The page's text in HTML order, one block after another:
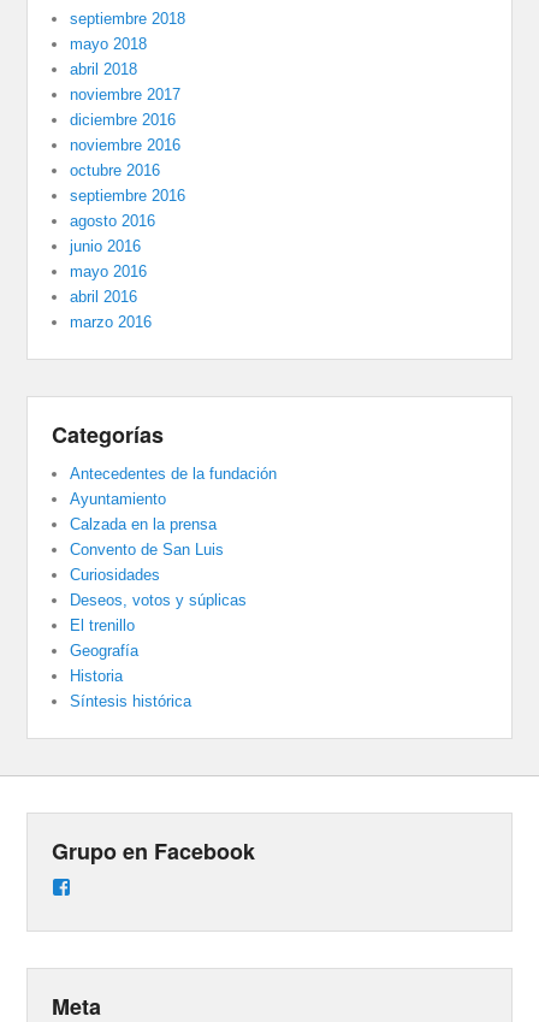
septiembre 2018
mayo 2018
abril 2018
noviembre 2017
diciembre 2016
noviembre 2016
octubre 2016
septiembre 2016
agosto 2016
junio 2016
mayo 2016
abril 2016
marzo 2016
Categorías
Antecedentes de la fundación
Ayuntamiento
Calzada en la prensa
Convento de San Luis
Curiosidades
Deseos, votos y súplicas
El trenillo
Geografía
Historia
Síntesis histórica
Grupo en Facebook
Meta